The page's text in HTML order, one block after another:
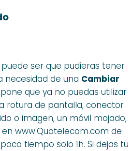
ser que pudieras tener
necesidad de una Cambiar
que ya no puedas utilizar
rotura de pantalla, conector
o imagen, un móvil mojado,
www.Quotelecom.com de
tiempo solo 1h. Si dejas tu